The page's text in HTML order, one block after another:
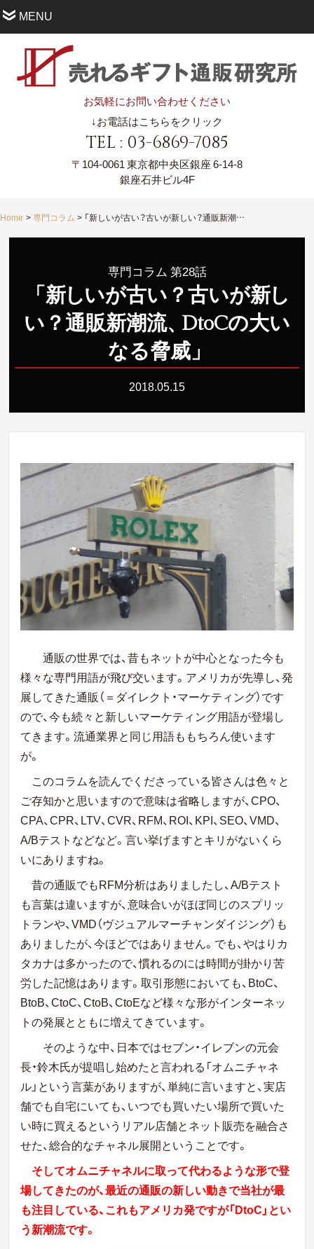
MENU
お気軽にお問い合わせください
↓お電話はこちらをクリック
TEL : 03-6869-7085
〒104-0061東京都中央区銀座 6-14-8
銀座石井ビル4F
Home 専門コラム 「新しいが古い？古いが新しい？通販新潮流、DtoCの大いなる脅威」
専門コラム 第28話
「 新しいが古い？古いが新し
い？通販新潮流、 DtoCの大い
なる脅威 」
2018.05.15
通販の世界では、昔もネットが中心となった今も
様々な専門用語が飛び交います。アメリカが先導し、発
展してきた通販（＝ダイレクト・マーケティング）です
ので、今も続々と新しいマーケティング用語が登場し
てきます。流通業界と同じ用語ももちろん使います
が。
このコラムを読んでくださっている皆さんは色々と
ご存知かと思いますので意味は省略しますが、CPO、
CPA、CPR、LTV、CVR、RFM、ROI、KPI、SEO、VMD、
A/Bテストなどなど。言い挙げますとキリがないくら
いにありますね。
昔の通販でもRFM分析はありましたし、A/Bテスト
も言葉は違いますが、意味合いがほぼ同じのスプリッ
トランや、VMD（ヴジュアルマーチャンダイジング）も
ありましたが、今ほどではありません。でも、やはりカ
タカナは多かったので、慣れるのには時間が掛かり苦
労した記憶はあります。取引形態においても、BtoC、
BtoB、CtoC、CtoB、CtoEなど様々な形がインターネッ
トの発展とともに増えてきています。
そのような中、日本ではセブン・イレブンの元会
長・鈴木氏が提唱し始めたと言われる「オムニチャネ
ル」という言葉がありますが、単純に言いますと、実店
舗でも自宅にいても、いつでも買いたい場所で買いた
い時に買えるというリアル店舗とネット販売を融合さ
せた、総合的なチャネル展開ということです。
そしてオムニチャネルに取って代わるような形で登
場してきたのが、最近の通販の新しい動きで当社が最
も注目している、これもアメリカ発ですが「DtoC」とい
う新潮流です。